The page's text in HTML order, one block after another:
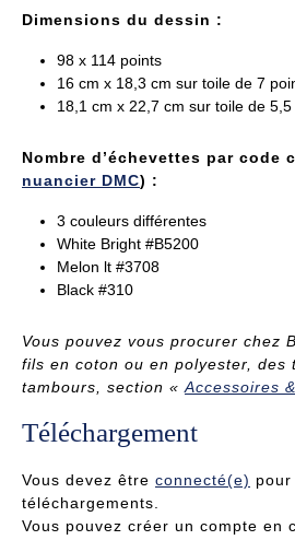
Dimensions du dessin :
98 x 114 points
16 cm x 18,3 cm sur toile de 7
18,1 cm x 22,7 cm sur toile de
Nombre d’échevettes par code
nuancier DMC) :
3 couleurs différentes
White Bright #B5200
Melon lt #3708
Black #310
Vous pouvez vous procurer chez
fils en coton ou en polyester, des
tambours, section «Accessoires
Téléchargement
Vous devez être connecté(e)
téléchargements.
Vous pouvez créer un compte en